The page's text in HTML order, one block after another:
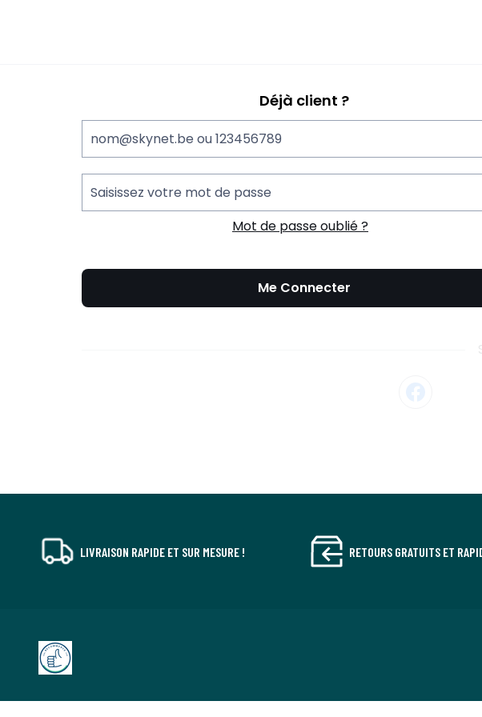
Déjà client ?
nom@skynet.be ou 123456789
Saisissez votre mot de passe
Mot de passe oublié ?
Me Connecter
LIVRAISON RAPIDE ET SUR MESURE ! RETOURS GRATUITS ET